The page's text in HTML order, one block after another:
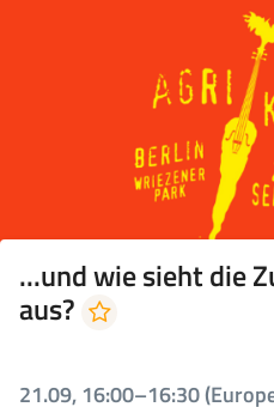
...und wie sieht die
aus?
21.09, 16:00–16:30